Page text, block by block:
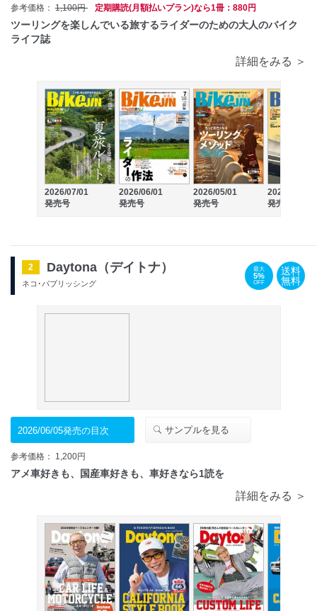
参考価格： 1,100円 定期購読(月額払いプラン)なら1冊：880円
ツーリングを楽しんでいる旅するライダーのための大人のバイク
ライフ誌
詳細をみる ＞
2026/07/01
発売号
2026/06/01
発売号
2026/05/01
発売号
2026/04/01
発売号
2 Daytona（デイトナ）
ネコ･パブリッシング
最大
5%
OFF
送料
無料
2026/06/05発売の目次 サンプルを見る
参考価格： 1,200円
アメ車好きも、国産車好きも、車好きなら1読を
詳細をみる ＞